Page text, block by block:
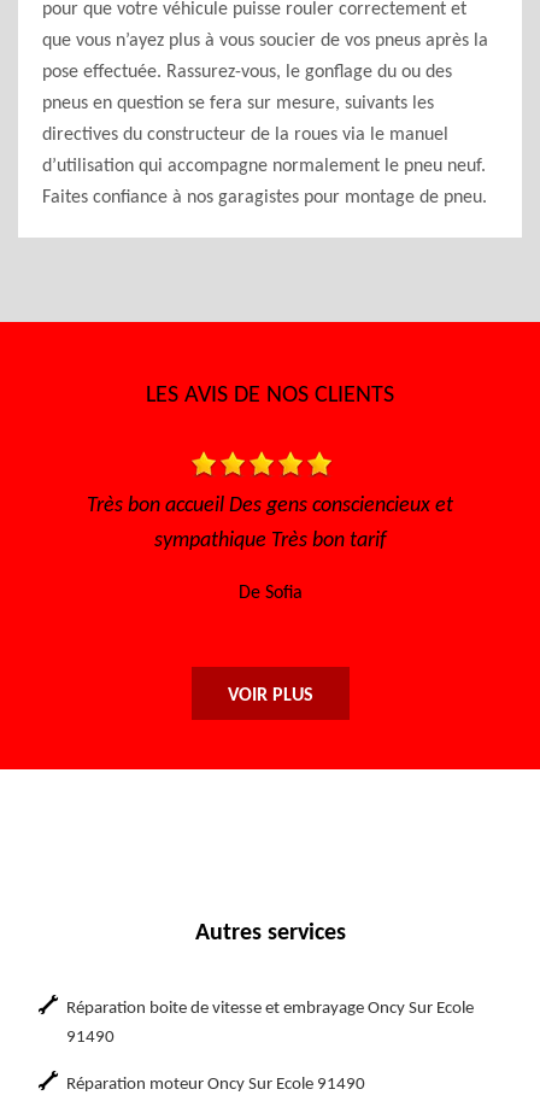
pour que votre véhicule puisse rouler correctement et
que vous n’ayez plus à vous soucier de vos pneus après la
pose effectuée. Rassurez-vous, le gonflage du ou des
pneus en question se fera sur mesure, suivants les
directives du constructeur de la roues via le manuel
d’utilisation qui accompagne normalement le pneu neuf.
Faites confiance à nos garagistes pour montage de pneu.
LES AVIS DE NOS CLIENTS
bon accueil Des gens consciencieux et
sympathique Très bon tarif
Très bon
VOIR PLUS
Autres services
Réparation boite de vitesse et embrayage Oncy Sur Ecole
91490
Réparation moteur Oncy Sur Ecole 91490